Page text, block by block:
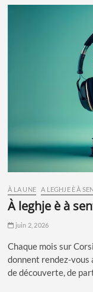
À LA UNE A LEGHJE È À
à leghje è à
juin 2, 2026
Chaque mois sur
donnent rendez-vous
de découverte, de